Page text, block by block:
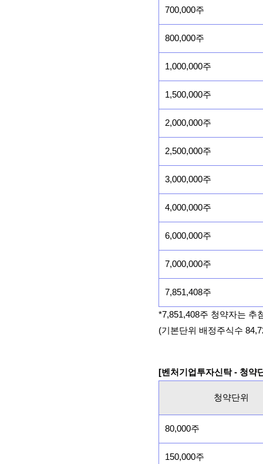
700,000주
800,000주
1,000,000주
1,500,000주
2,000,000주
2,500,000주
3,000,000주
4,000,000주
6,000,000주
7,000,000주
7,851,408주
*7,851,408주 청약자는 추
(기본단위 배정주식수
[벤처기업투자신탁 - 청약
청약단위
80,000주
150,000주